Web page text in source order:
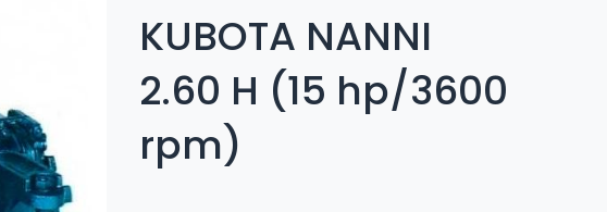
KUBOTA NANNI
2.60 H (15 hp/3600
rpm)